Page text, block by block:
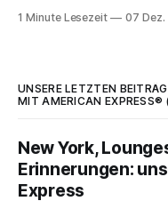
sichern. Das ist doch
1 Minute Lesezeit 07
UNSERE LETZTEN
MIT AMERICAN EXPRESS®
New York,
Erinnerungen:
Express